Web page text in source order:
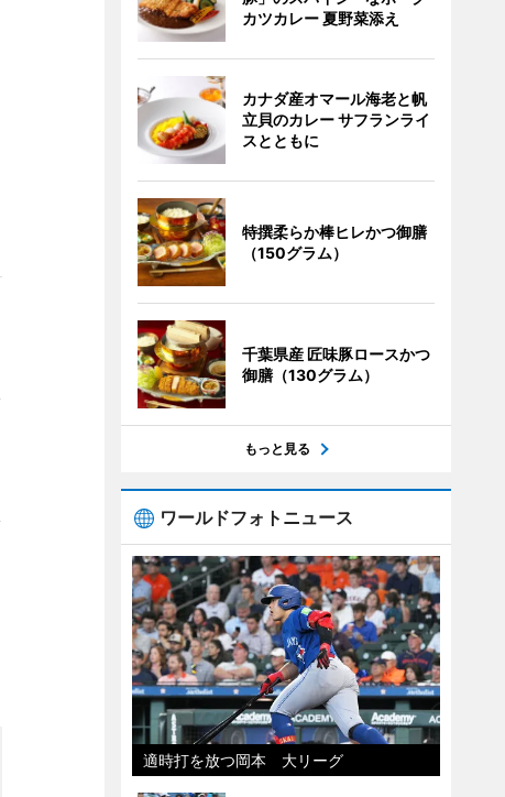
カツカレー 夏野菜添え
カナダ産オマール海老と帆
立貝のカレー サフランライ
スとともに
特撰柔らか棒ヒレかつ御膳
（150グラム）
千葉県産 匠味豚ロースかつ
御膳（130グラム）
もっと見る
ワールドフォトニュース
適時打を放つ岡本 大リーグ